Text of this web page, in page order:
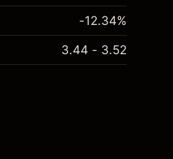
-12.34%
3.44 - 3.52